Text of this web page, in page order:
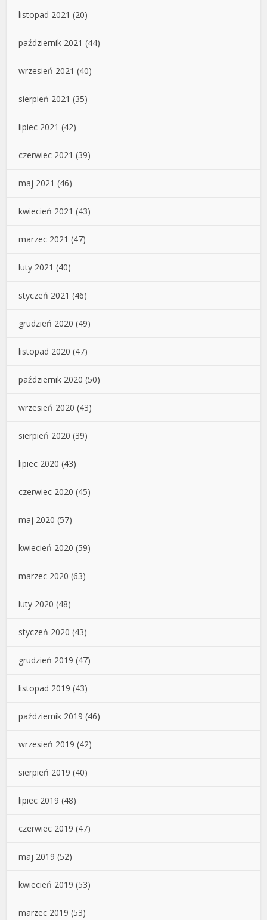
listopad 2021 (20)
październik 2021 (44)
wrzesień 2021 (40)
sierpień 2021 (35)
lipiec 2021 (42)
czerwiec 2021 (39)
maj 2021 (46)
kwiecień 2021 (43)
marzec 2021 (47)
luty 2021 (40)
styczeń 2021 (46)
grudzień 2020 (49)
listopad 2020 (47)
październik 2020 (50)
wrzesień 2020 (43)
sierpień 2020 (39)
lipiec 2020 (43)
czerwiec 2020 (45)
maj 2020 (57)
kwiecień 2020 (59)
marzec 2020 (63)
luty 2020 (48)
styczeń 2020 (43)
grudzień 2019 (47)
listopad 2019 (43)
październik 2019 (46)
wrzesień 2019 (42)
sierpień 2019 (40)
lipiec 2019 (48)
czerwiec 2019 (47)
maj 2019 (52)
kwiecień 2019 (53)
marzec 2019 (53)